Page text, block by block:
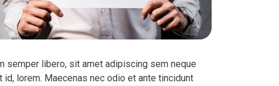
semper libero, sit amet adipiscing sem neque
id, lorem. Maecenas nec odio et ante tincidunt